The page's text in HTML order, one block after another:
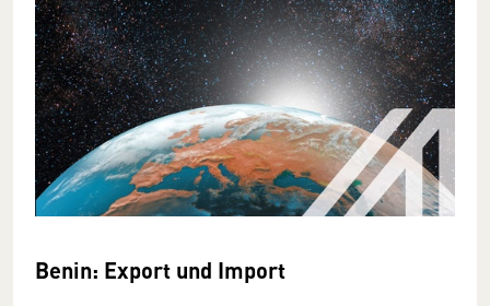
Benin: Export und Import